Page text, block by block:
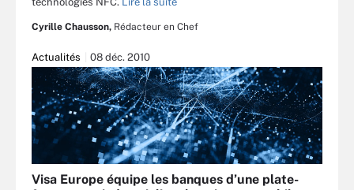
Cyrille Chausson, Rédacteur en Chef
Actualités 08 déc. 2010
Visa Europe équipe les banques d’une plate-